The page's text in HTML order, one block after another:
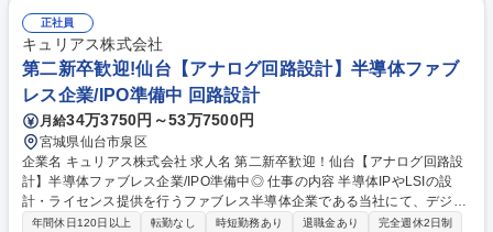
き取り、既存IPの流用や新規IPの仕様決めを主導■設計・検証…半導体内
のCMOSアナログ/デジタル回路の設計・検証■TEG評価…必要に応じたTE
G設計および専任スタッフと連携したTEG評価の推進 募集職種 【IC評価】
半導体ファブレス企業/設計工程も主導し使用を最適化/IPO準備中◎
正社員
キュリアス株式会社
第二新卒歓迎!仙台【アナログ回路設計】半導体ファブ
レス企業/IPO準備中 回路設計
月給34万3750円～53万7500円
宮城県仙台市泉区
企業名 キュリアス株式会社 求人名 第二新卒歓迎！仙台【アナログ回路設
計】半導体ファブレス企業/IPO準備中◎ 仕事の内容 半導体IPやLSIの設
計・ライセンス提供を行うファブレス半導体企業である当社にて、デジタ
ルカメラ/液晶ディスプレイ等に用いる高速インターフェース回路（IP）の
年間休日120日以上 転勤なし 時短勤務あり 退職金あり
完全週休2日制